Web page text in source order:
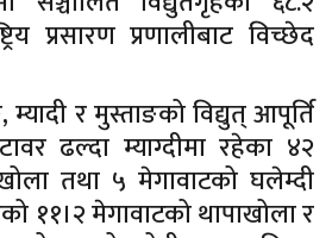
प्रसारण प्रणालीबाट विच्छेद
र मुस्ताङको विद्युत् आपूर्ति
ढल्दा म्याग्दीमा रहेका ४२
खोला तथा ५ मेगावाटको घलेम्दी
११।२ मेगावाटको थापाखोला र